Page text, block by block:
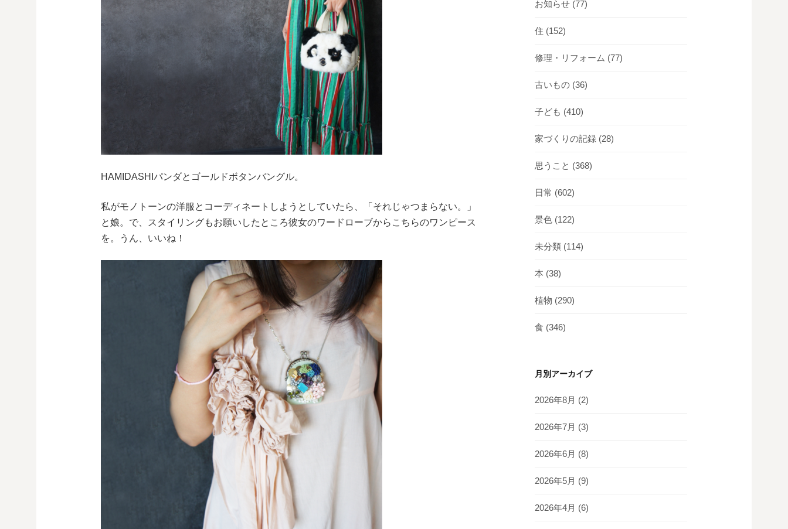
HAMIDASHIパンダとゴールドボタンバングル。
私がモノトーンの洋服とコーディネートしようとしていたら、「それじゃつまらない。」
と娘。で、スタイリングもお願いしたところ彼女のワードローブからこちらのワンピース
を。うん、いいね！
お知らせ (77)
住 (152)
修理・リフォーム (77)
古いもの (36)
子ども (410)
家づくりの記録 (28)
思うこと (368)
日常 (602)
景色 (122)
未分類 (114)
本 (38)
植物 (290)
食 (346)
月別アーカイブ
2026年8月 (2)
2026年7月 (3)
2026年6月 (8)
2026年5月 (9)
2026年4月 (6)